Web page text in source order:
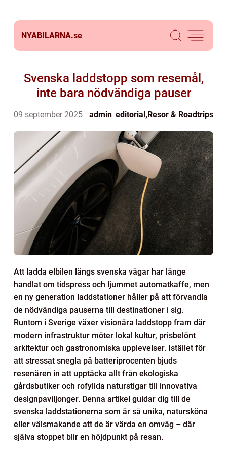
NYABILARNA.se
Svenska laddstopp som resemål,
inte bara nödvändiga pauser
09 september 2025 admin editorial,Resor & Roadtrips
Att ladda elbilen längs svenska vägar har länge
handlat om tidspress och ljummet automatkaffe, men
en ny generation laddstationer håller på att förvandla
de nödvändiga pauserna till destinationer i sig.
Runtom i Sverige växer visionära laddstopp fram där
modern infrastruktur möter lokal kultur, prisbelönt
arkitektur och gastronomiska upplevelser. Istället för
att stressat snegla på batteriprocenten bjuds
resenären in att upptäcka allt från ekologiska
gårdsbutiker och rofyllda naturstigar till innovativa
designpaviljonger. Denna artikel guidar dig till de
svenska laddstationerna som är så unika, natursköna
eller välsmakande att de är värda en omväg – där
själva stoppet blir en höjdpunkt på resan.